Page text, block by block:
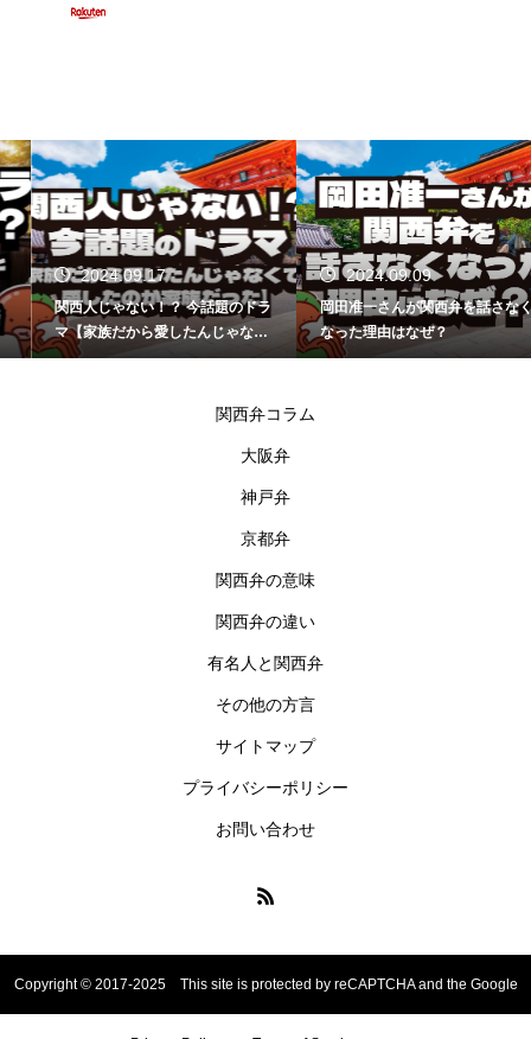
2024.09.17
関西人じゃない！？ 今話題のドラ
マ【家族だから愛したんじゃなく
て、愛したのが家族だった】
2024.09.09
岡田准一さんが関西弁を話さなく
なった理由はなぜ？
関西弁コラム
大阪弁
神戸弁
京都弁
関西弁の意味
関西弁の違い
有名人と関西弁
その他の方言
サイトマップ
プライバシーポリシー
お問い合わせ
Copyright © 2017-2025 This site is protected by reCAPTCHA and the Google
お問い合わせ